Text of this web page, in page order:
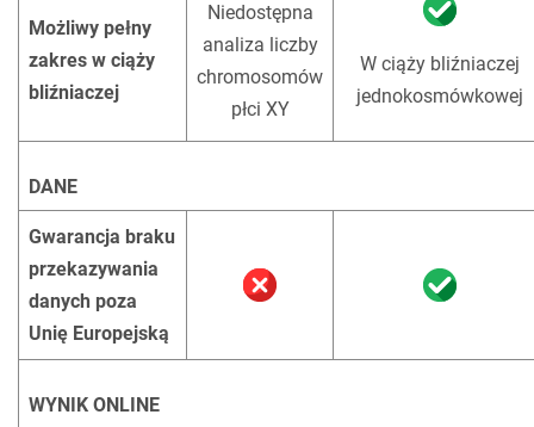
Możliwy pełny
zakres w ciąży
bliźniaczej
Niedostępna
analiza liczby
chromosomów
płci XY
W ciąży bliźniaczej
jednokosmówkowej
DANE
Gwarancja braku
przekazywania
danych poza
Unię Europejską
WYNIK ONLINE